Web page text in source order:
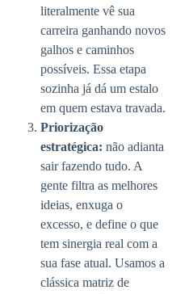
literalmente vê sua
carreira ganhando novos
galhos e caminhos
possíveis. Essa etapa
sozinha já dá um estalo
em quem estava travada.
Priorização
estratégica: não adianta
sair fazendo tudo. A
gente filtra as melhores
ideias, enxuga o
excesso, e define o que
tem sinergia real com a
sua fase atual. Usamos a
clássica matriz de